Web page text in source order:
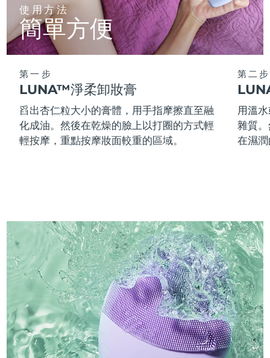
使用方法
簡單方便
第一步
LUNA™淨柔卸妝膏
舀出杏仁粒大小的膏體，用手指摩擦直至融
化成油。然後在乾燥的臉上以打圈的方式輕
輕按摩，重點按摩妝面較重的區域。
第二步
用溫
雜質
在濕